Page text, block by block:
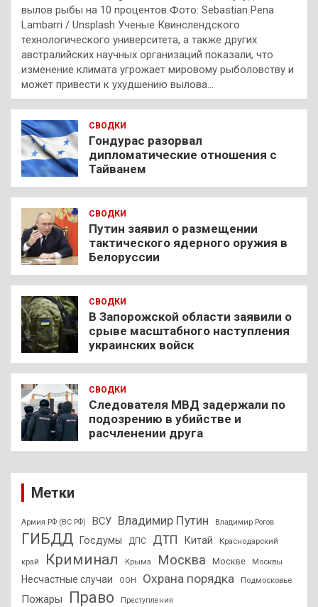
вылов рыбы на 10 процентов Фото: Sebastian Pena
Lambarri / Unsplash Ученые Квинслендского
технологического университета, а также других
австралийских научных организаций показали, что
изменение климата угрожает мировому рыболовству и
может привести к ухудшению вылова…
СВОДКИ
Гондурас разорвал
дипломатические отношения с
Тайванем
СВОДКИ
Путин заявил о размещении
тактического ядерного оружия в
Белоруссии
СВОДКИ
В Запорожской области заявили о
срыве масштабного наступления
украинских войск
СВОДКИ
Следователя МВД задержали по
подозрению в убийстве и
расчленении друга
Метки
Армия РФ (ВС РФ) ВСУ Владимир Путин Владимир Рогов
ГИБДД Госдумы ДПС ДТП Китай Краснодарский
край Криминал Крыма Москва Москве Москвы
Несчастные случаи ООН Охрана порядка Подмосковье
Пожары Право Преступления